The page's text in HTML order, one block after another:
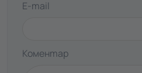
E-mail
Коментар